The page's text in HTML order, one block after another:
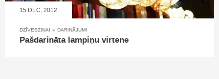
15.DEC, 2012
DZĪVESZIŅAI » DARINĀJUMI
Pašdarināta lampiņu virtene